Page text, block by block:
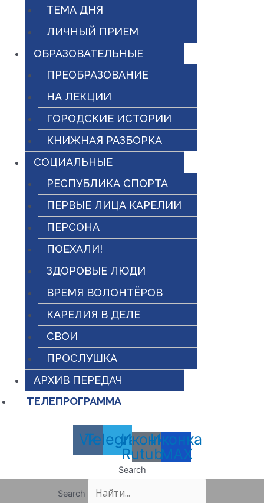
ТЕМА ДНЯ
ЛИЧНЫЙ ПРИЕМ
ОБРАЗОВАТЕЛЬНЫЕ
ПРЕОБРАЗОВАНИЕ
НА ЛЕКЦИИ
ГОРОДСКИЕ ИСТОРИИ
КНИЖНАЯ РАЗБОРКА
СОЦИАЛЬНЫЕ
РЕСПУБЛИКА СПОРТА
ПЕРВЫЕ ЛИЦА КАРЕЛИИ
ПЕРСОНА
ПОЕХАЛИ!
ЗДОРОВЫЕ ЛЮДИ
ВРЕМЯ ВОЛОНТЁРОВ
КАРЕЛИЯ В ДЕЛЕ
СВОИ
ПРОСЛУШКА
АРХИВ ПЕРЕДАЧ
ТЕЛЕПРОГРАММА
Vk
Telegram
Иконка
Rutube
Иконка
MAX
Search
Search